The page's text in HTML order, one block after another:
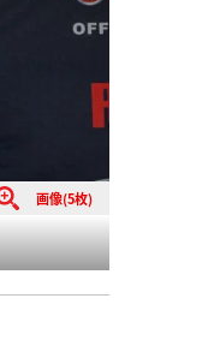
画像(5枚)